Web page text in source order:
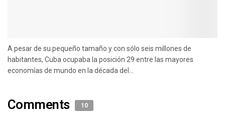
A pesar de su pequeño tamaño y con sólo seis millones de
habitantes, Cuba ocupaba la posición 29 entre las mayores
economías de mundo en la década del...
Comments 10